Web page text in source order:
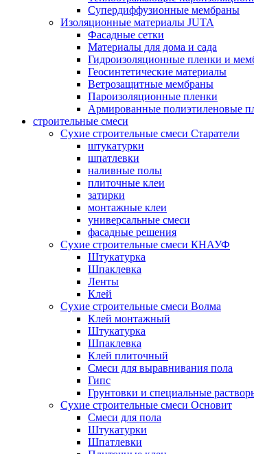
Супердиффузионные мембраны
Изоляционные материалы JUTA
Фасадные сетки
Материалы для дома и сада
Гидроизоляционные пленки и
Геосинтетические материалы
Ветрозащитные мембраны
Пароизоляционные пленки
Армированные полиэтиленовые
строительные смеси
Сухие строительные смеси Старатели
штукатурки
шпатлевки
наливные полы
плиточные клеи
затирки
монтажные клеи
универсальные смеси
фасадные решения
Сухие строительные смеси КНАУФ
Штукатурка
Шпаклевка
Ленты
Клей
Сухие строительные смеси Волма
Клей монтажный
Штукатурка
Шпаклевка
Клей плиточный
Смеси для выравнивания пола
Гипс
Грунтовки и специальные
Сухие строительные смеси Основит
Смеси для пола
Штукатурки
Шпатлевки